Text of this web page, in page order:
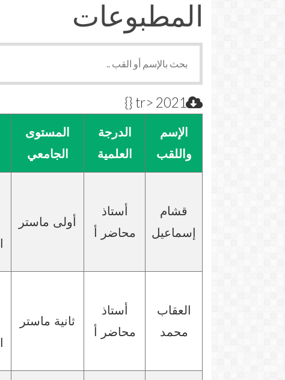
المطبوعات
tr> 2021 {}
الإسم
واللقب
الدرجة
العلمية
المستوى
الجامعي
قشام
إسماعيل
أستاذ
محاضر أ
أولى ماستر
العقاب
محمد
أستاذ
محاضر أ
ثانية ماستر